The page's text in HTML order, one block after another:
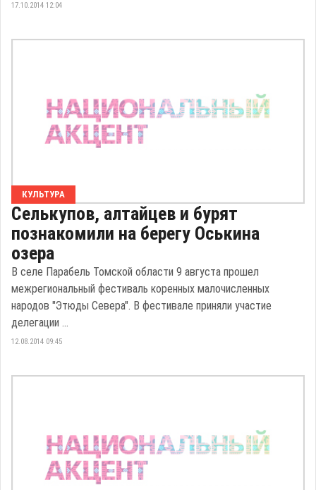
17.10.2014 12:04
КУЛЬТУРА
Селькупов, алтайцев и бурят
познакомили на берегу Оськина
озера
В селе Парабель Томской области 9 августа прошел
межрегиональный фестиваль коренных малочисленных
народов "Этюды Севера". В фестивале приняли участие
делегации ...
12.08.2014 09:45